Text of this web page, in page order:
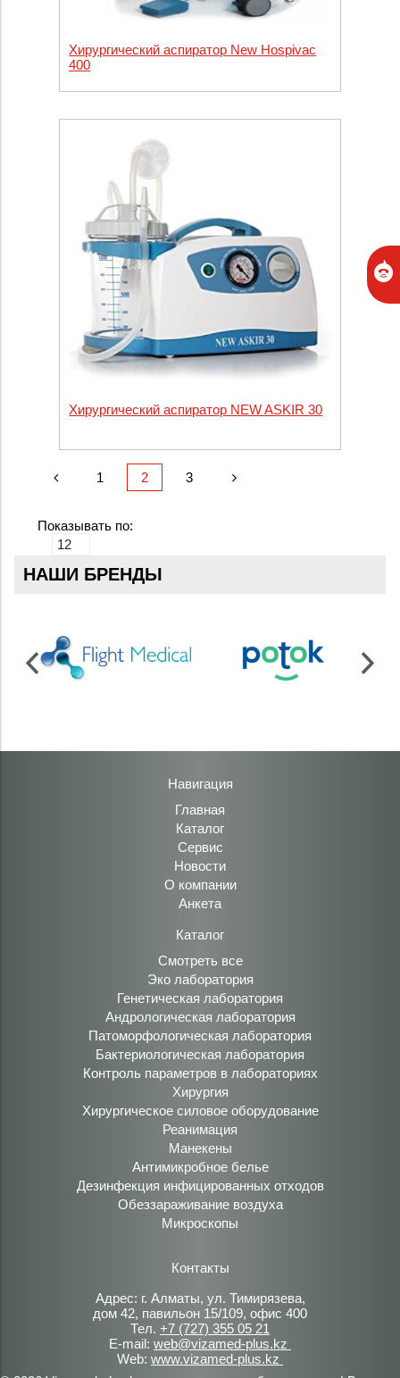
Хирургический аспиратор New Hospivac
400
Хирургический аспиратор NEW ASKIR 30
1 2 3
Показывать по:
НАШИ БРЕНДЫ
Навигация
Главная
Каталог
Сервис
Новости
О компании
Анкета
Каталог
Смотреть все
Эко лаборатория
Генетическая лаборатория
Андрологическая лаборатория
Патоморфологическая лаборатория
Бактериологическая лаборатория
Контроль параметров в лабораториях
Хирургия
Хирургическое силовое оборудование
Реанимация
Манекены
Антимикробное белье
Дезинфекция инфицированных отходов
Обеззараживание воздуха
Микроскопы
Контакты
Адрес: г. Алматы, ул. Тимирязева,
дом 42, павильон 15/109, офис 400
Тел. +7 (727) 355 05 21
E-mail: web@vizamed-plus.kz
Web: www.vizamed-plus.kz